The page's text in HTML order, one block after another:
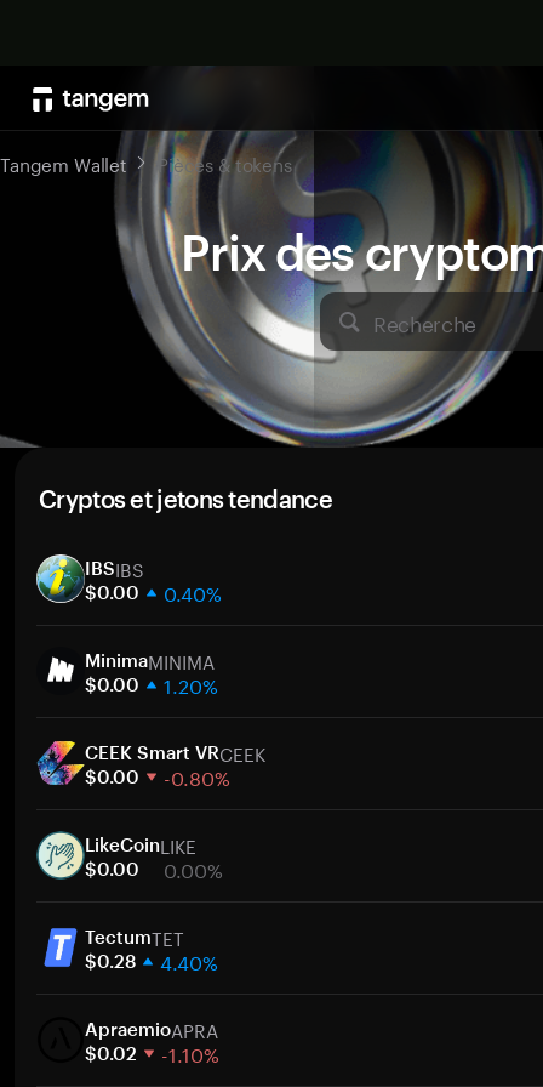
Prix des
Recherche
Tangem Wallet Pièces & tokens
Cryptos et jetons tendance
IBSIBS
$0.00 0.40%
30 jours
Capitalisation boursière
MinimaMINIMA
$0.00 1.20%
30 jours
Capitalisation boursière
CEEK Smart VRCEEK
$0.00 -0.80%
30 jours
Capitalisation boursière
LikeCoinLIKE
$0.00 0.00%
30 jours
Capitalisation boursière
TectumTET
$0.28 4.40%
30 jours
Capitalisation boursière
ApraemioAPRA
$0.02 -1.10%